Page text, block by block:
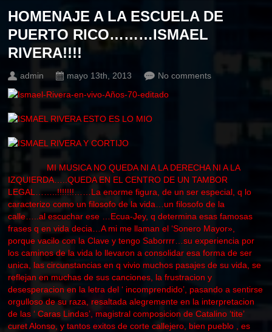
HOMENAJE A LA ESCUELA DE
PUERTO RICO………ISMAEL
RIVERA!!!!
admin mayo 13th, 2013 No comments
MI MUSICA NO QUEDA NI A LA DERECHA NI A LA
IZQUIERDA…..QUEDA EN EL CENTRO DE UN TAMBOR
LEGAL……..!!!!!!!……La enorme figura, de un ser especial, q lo
caracterizo como un filosofo de la vida…un filosofo de la
calle…..al escuchar ese …Ecua-Jey, q determina esas famosas
frases q en vida decia…A mi me llaman el ‘Sonero Mayor»,
porque vacilo con la Clave y tengo Saborrrr…su experiencia por
los caminos de la vida lo llevaron a consolidar esa forma de ser
unica, las circunstancias en q vivio muchos pasajes de su vida, se
reflejan en muchas de sus canciones, la frustracion y
desesperacion en la letra del ‘ incomprendido’, pasando a sentirse
orgulloso de su raza, resaltada alegremente en la interpretacion
de las ‘ Caras Lindas’, magistral composicion de Catalino ‘tite’
curet Alonso, y tantos exitos de corte callejero, bien pueblo , es